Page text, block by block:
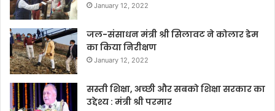
January 12, 2022
जल-संसाधन मंत्री श्री सिलावट ने कोलार डेम
का किया निरीक्षण
January 12, 2022
सस्ती शिक्षा, अच्छी और सबको शिक्षा सरकार का
उद्देश्य : मंत्री श्री परमार